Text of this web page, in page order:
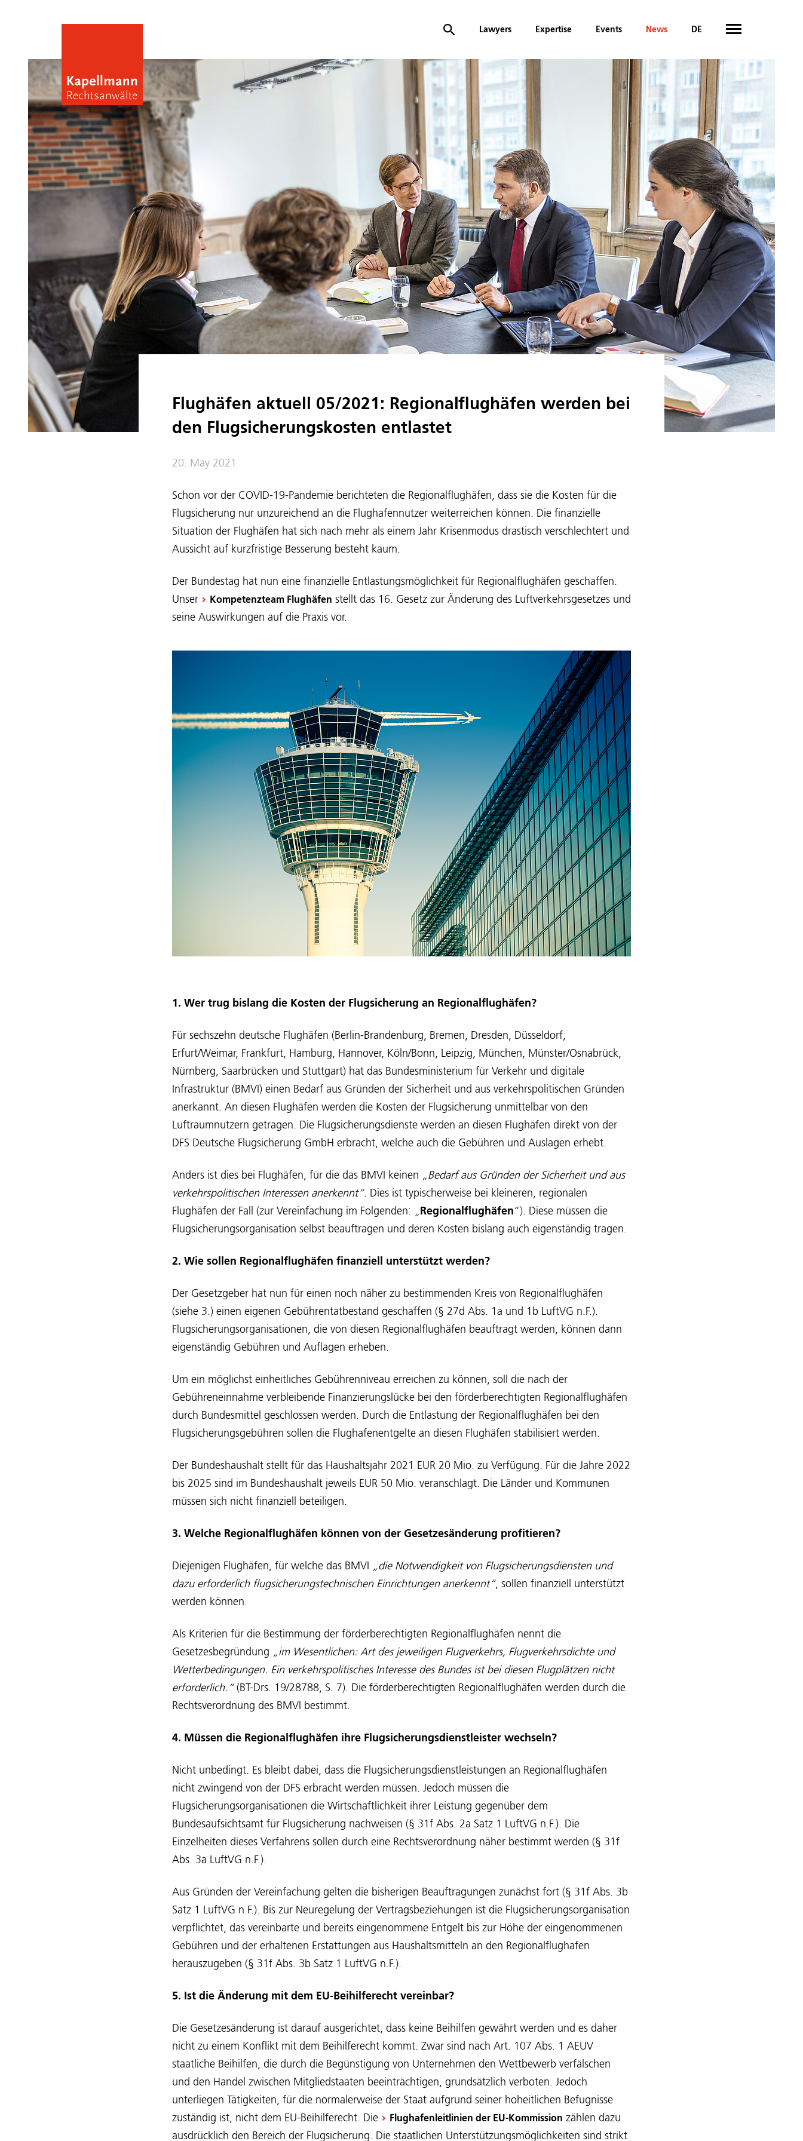
Lawyers Expertise Events News DE
Flughäfen aktuell 05/2021: Regionalflughäfen werden bei
den Flugsicherungskosten entlastet
20. May 2021
Schon vor der COVID-19-Pandemie berichteten die Regionalflughäfen, dass sie die Kosten für die
Flugsicherung nur unzureichend an die Flughafennutzer weiterreichen können. Die finanzielle
Situation der Flughäfen hat sich nach mehr als einem Jahr Krisenmodus drastisch verschlechtert und
Aussicht auf kurzfristige Besserung besteht kaum.
Der Bundestag hat nun eine finanzielle Entlastungsmöglichkeit für Regionalflughäfen geschaffen.
Unser
Kompetenzteam Flughäfen stellt das 16. Gesetz zur Änderung des Luftverkehrsgesetzes und
seine Auswirkungen auf die Praxis vor.
1. Wer trug bislang die Kosten der Flugsicherung an Regionalflughäfen?
Für sechszehn deutsche Flughäfen (Berlin-Brandenburg, Bremen, Dresden, Düsseldorf,
Erfurt/Weimar, Frankfurt, Hamburg, Hannover, Köln/Bonn, Leipzig, München, Münster/Osnabrück,
Nürnberg, Saarbrücken und Stuttgart) hat das Bundesministerium für Verkehr und digitale
Infrastruktur (BMVI) einen Bedarf aus Gründen der Sicherheit und aus verkehrspolitischen Gründen
anerkannt. An diesen Flughäfen werden die Kosten der Flugsicherung unmittelbar von den
Luftraumnutzern getragen. Die Flugsicherungsdienste werden an diesen Flughäfen direkt von der
DFS Deutsche Flugsicherung GmbH erbracht, welche auch die Gebühren und Auslagen erhebt.
Anders ist dies bei Flughäfen, für die das BMVI keinen „Bedarf aus Gründen der Sicherheit und aus
verkehrspolitischen Interessen anerkennt“. Dies ist typischerweise bei kleineren, regionalen
Flughäfen der Fall (zur Vereinfachung im Folgenden: „ Regionalflughäfen“). Diese müssen die
Flugsicherungsorganisation selbst beauftragen und deren Kosten bislang auch eigenständig tragen.
2. Wie sollen Regionalflughäfen finanziell unterstützt werden?
Der Gesetzgeber hat nun für einen noch näher zu bestimmenden Kreis von Regionalflughäfen
(siehe 3.) einen eigenen Gebührentatbestand geschaffen (§ 27d Abs. 1a und 1b LuftVG n.F.).
Flugsicherungsorganisationen, die von diesen Regionalflughäfen beauftragt werden, können dann
eigenständig Gebühren und Auflagen erheben.
Um ein möglichst einheitliches Gebührenniveau erreichen zu können, soll die nach der
Gebühreneinnahme verbleibende Finanzierungslücke bei den förderberechtigten Regionalflughäfen
durch Bundesmittel geschlossen werden. Durch die Entlastung der Regionalflughäfen bei den
Flugsicherungsgebühren sollen die Flughafenentgelte an diesen Flughäfen stabilisiert werden.
Der Bundeshaushalt stellt für das Haushaltsjahr 2021 EUR 20 Mio. zu Verfügung. Für die Jahre 2022
bis 2025 sind im Bundeshaushalt jeweils EUR 50 Mio. veranschlagt. Die Länder und Kommunen
müssen sich nicht finanziell beteiligen.
3. Welche Regionalflughäfen können von der Gesetzesänderung profitieren?
Diejenigen Flughäfen, für welche das BMVI
„die Notwendigkeit von Flugsicherungsdiensten und
dazu erforderlich flugsicherungstechnischen Einrichtungen anerkennt“, sollen finanziell unterstützt
werden können.
Als Kriterien für die Bestimmung der förderberechtigten Regionalflughäfen nennt die
Gesetzesbegründung „im Wesentlichen: Art des jeweiligen Flugverkehrs, Flugverkehrsdichte und
Wetterbedingungen. Ein verkehrspolitisches Interesse des Bundes ist bei diesen Flugplätzen nicht
erforderlich.“ (BT-Drs. 19/28788, S. 7). Die förderberechtigten Regionalflughäfen werden durch die
Rechtsverordnung des BMVI bestimmt.
4. Müssen die Regionalflughäfen ihre Flugsicherungsdienstleister wechseln?
Nicht unbedingt. Es bleibt dabei, dass die Flugsicherungsdienstleistungen an Regionalflughäfen
nicht zwingend von der DFS erbracht werden müssen. Jedoch müssen die
Flugsicherungsorganisationen die Wirtschaftlichkeit ihrer Leistung gegenüber dem
Bundesaufsichtsamt für Flugsicherung nachweisen (§ 31f Abs. 2a Satz 1 LuftVG n.F.). Die
Einzelheiten dieses Verfahrens sollen durch eine Rechtsverordnung näher bestimmt werden (§ 31f
Abs. 3a LuftVG n.F.).
Aus Gründen der Vereinfachung gelten die bisherigen Beauftragungen zunächst fort (§ 31f Abs. 3b
Satz 1 LuftVG n.F.). Bis zur Neuregelung der Vertragsbeziehungen ist die Flugsicherungsorganisation
verpflichtet, das vereinbarte und bereits eingenommene Entgelt bis zur Höhe der eingenommenen
Gebühren und der erhaltenen Erstattungen aus Haushaltsmitteln an den Regionalflughafen
herauszugeben (§ 31f Abs. 3b Satz 1 LuftVG n.F.).
5. Ist die Änderung mit dem EU-Beihilferecht vereinbar?
Die Gesetzesänderung ist darauf ausgerichtet, dass keine Beihilfen gewährt werden und es daher
nicht zu einem Konflikt mit dem Beihilferecht kommt. Zwar sind nach Art. 107 Abs. 1 AEUV
staatliche Beihilfen, die durch die Begünstigung von Unternehmen den Wettbewerb verfälschen
und den Handel zwischen Mitgliedstaaten beeinträchtigen, grundsätzlich verboten. Jedoch
unterliegen Tätigkeiten, für die normalerweise der Staat aufgrund seiner hoheitlichen Befugnisse
zuständig ist, nicht dem EU-Beihilferecht. Die
Flughafenleitlinien der EU-Kommission zählen dazu
ausdrücklich den Bereich der Flugsicherung. Die staatlichen Unterstützungsmöglichkeiten sind strikt